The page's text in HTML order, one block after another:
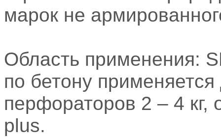
марок не
Область применения:
по бетону применяется
перфораторов 2 – 4
plus.